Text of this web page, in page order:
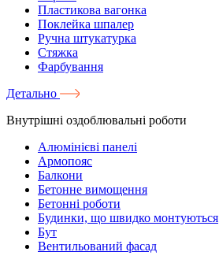
Пластикова вагонка
Поклейка шпалер
Ручна штукатурка
Стяжка
Фарбування
Детально
Внутрішні оздоблювальні роботи
Алюмінієві панелі
Армопояс
Балкони
Бетонне вимощення
Бетонні роботи
Будинки, що швидко монтуються
Бут
Вентильований фасад